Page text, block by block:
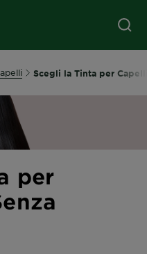
Scegli la Tinta per
per